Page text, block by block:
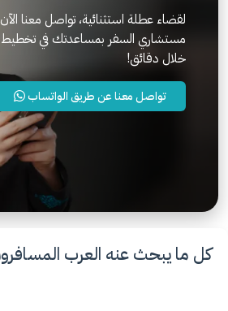
لقضاء عطلة استثنائية، تواصل معنا
مستشاري السفر بمساعدتك في
خلال دقائق!
تواصل معنا عن طريق الواتساب
كل ما يبحث عنه العرب